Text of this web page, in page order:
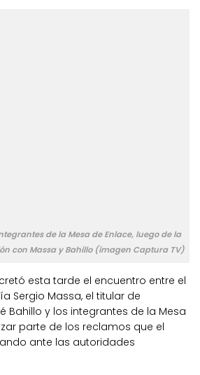
de la Mesa de Enlace, luego de la
con Massa y Bahillo (imagen Captura TV)
esta tarde el encuentro entre el
Sergio Massa, el titular de
Bahillo y los integrantes de la Mesa
parte de los reclamos que el
ante las autoridades